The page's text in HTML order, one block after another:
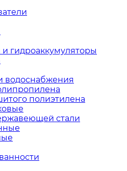
гидроаккумуляторы
водоснабжения
полиэтилена
стали